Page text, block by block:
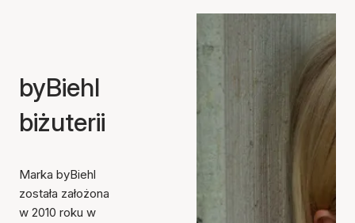
byBiehl
biżuterii
Marka byBiehl
została założona
w 2010 roku w